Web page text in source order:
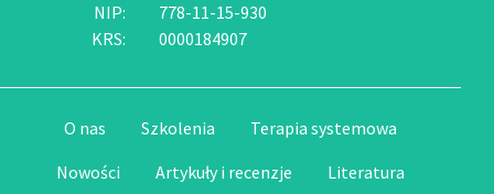
NIP:
778-11-15-930
KRS:
0000184907
O nas Szkolenia
Terapia systemowa
Nowości
Artykuły i recenzje Literatura